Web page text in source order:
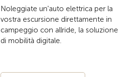
Noleggiate un'auto elettrica per la
vostra escursione direttamente in
campeggio con allride, la soluzione
di mobilità digitale.